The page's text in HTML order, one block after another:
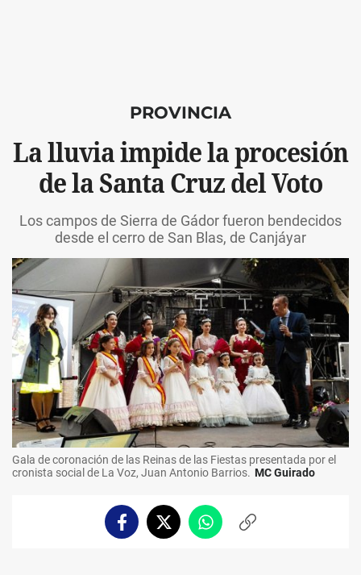
PROVINCIA
La lluvia impide la procesión
de la Santa Cruz del Voto
Los campos de Sierra de Gádor fueron bendecidos
desde el cerro de San Blas, de Canjáyar
Gala de coronación de las Reinas de las Fiestas presentada por el
cronista social de La Voz, Juan Antonio Barrios. MC Guirado
FacebookTwitterWhatsappCopiar